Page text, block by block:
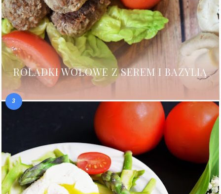
ROLADKI WOŁOWE Z SEREM I BAZYLIĄ